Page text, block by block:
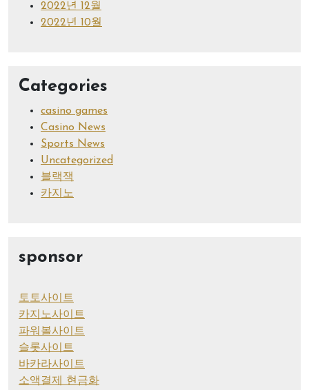
2022년 12월
2022년 10월
Categories
casino games
Casino News
Sports News
Uncategorized
블랙잭
카지노
sponsor
토토사이트
카지노사이트
파워볼사이트
슬롯사이트
바카라사이트
소액결제 현금화